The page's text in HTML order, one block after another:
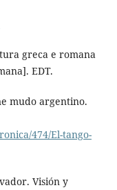
greca e romana
EDT.
mudo argentino.
474/El-tango-
Visión y